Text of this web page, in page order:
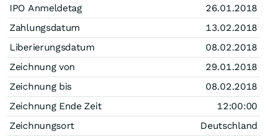
IPO Anmeldetag
26.01.2018
Zahlungsdatum
13.02.2018
Liberierungsdatum
08.02.2018
Zeichnung von
29.01.2018
Zeichnung bis
08.02.2018
Zeichnung Ende Zeit
12:00:00
Zeichnungsort
Deutschland